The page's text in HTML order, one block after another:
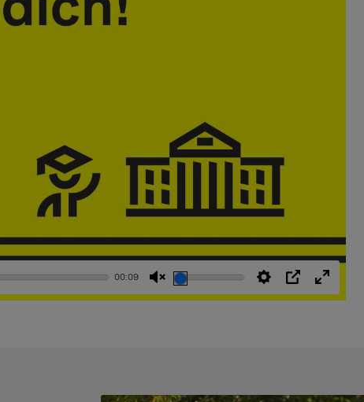
00:09
StummschaltungEinstellungen
PIP Vollbild